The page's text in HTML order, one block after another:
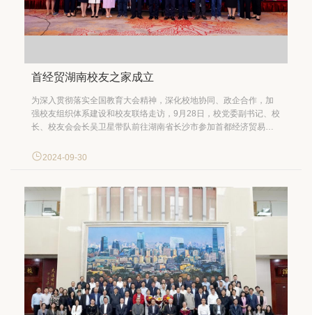
首经贸湖南校友之家成立
为深入贯彻落实全国教育大会精神，深化校地协同、政企合作，加
强校友组织体系建设和校友联络走访，9月28日，校党委副书记、校
长、校友会会长吴卫星带队前往湖南省长沙市参加首都经济贸易大
委、组织部长张建，区委常委、常务副区长张浩平，区政府副区长
2024-09-30